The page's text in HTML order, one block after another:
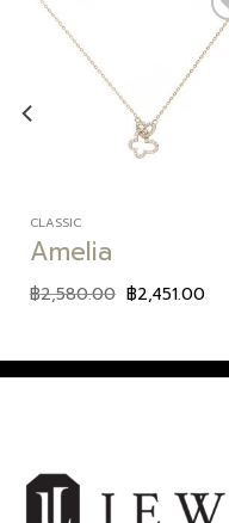
CLASSIC
Amelia
฿2,580.00 ฿2,451.00